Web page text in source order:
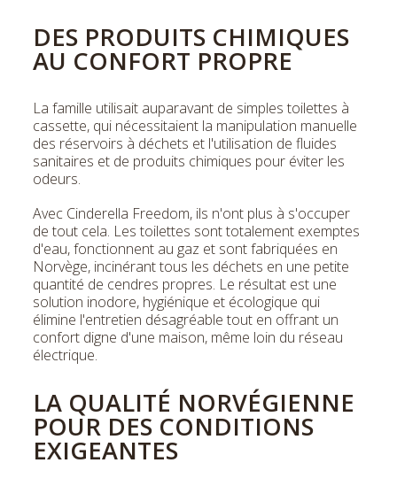
DES PRODUITS CHIMIQUES
AU CONFORT PROPRE
La famille utilisait auparavant de simples toilettes à
cassette, qui nécessitaient la manipulation manuelle
des réservoirs à déchets et l'utilisation de fluides
sanitaires et de produits chimiques pour éviter les
odeurs.
Avec Cinderella Freedom, ils n'ont plus à s'occuper
de tout cela. Les toilettes sont totalement exemptes
d'eau, fonctionnent au gaz et sont fabriquées en
Norvège, incinérant tous les déchets en une petite
quantité de cendres propres. Le résultat est une
solution inodore, hygiénique et écologique qui
élimine l'entretien désagréable tout en offrant un
confort digne d'une maison, même loin du réseau
électrique.
LA QUALITÉ NORVÉGIENNE
POUR DES CONDITIONS
EXIGEANTES